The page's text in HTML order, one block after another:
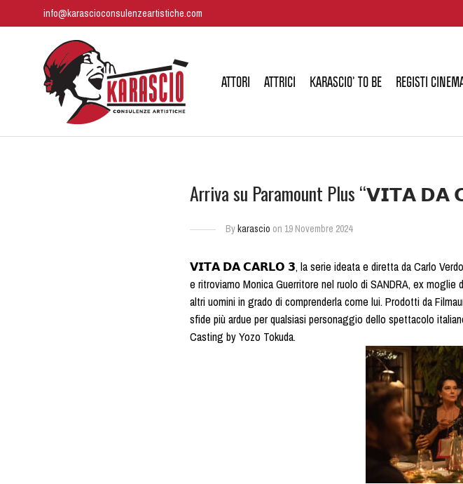
info@karascioconsulenzeartistiche.com
ATTORI ATTRICI KARASCIO’ TO BE REGISTI
Arriva su Paramount Plus “𝗩𝗜𝗧𝗔
Bykarascio on 19 Novembre 2024
𝗩𝗜𝗧𝗔 𝗗𝗔 𝗖𝗔𝗥𝗟𝗢 𝟯, la serie ideata e diretta da Carlo
e ritroviamo Monica Guerritore nel ruolo di SANDRA, ex
altri uomini in grado di comprenderla come lui. Prodotti da
sfide più ardue per qualsiasi personaggio dello spettacolo
Casting by Yozo Tokuda.